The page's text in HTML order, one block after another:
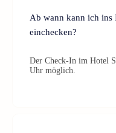
Ab wann kann ich ins
einchecken?
Der Check-In im Hotel
Uhr möglich.